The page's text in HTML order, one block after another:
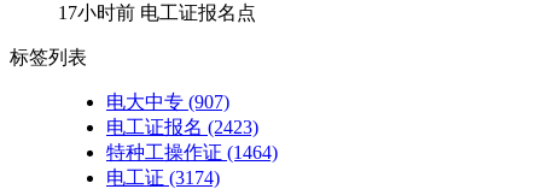
17小时前 电工证报名点
标签列表
电大中专 (907)
电工证报名 (2423)
特种工操作证 (1464)
电工证 (3174)